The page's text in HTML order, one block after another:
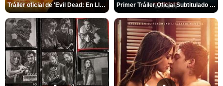
Tráiler oficial de 'Evil Dead: En Llamas' Primer Tráiler Oficial Subtitulado de 'La Noche Del Demonio: Están Entre Nosotros'